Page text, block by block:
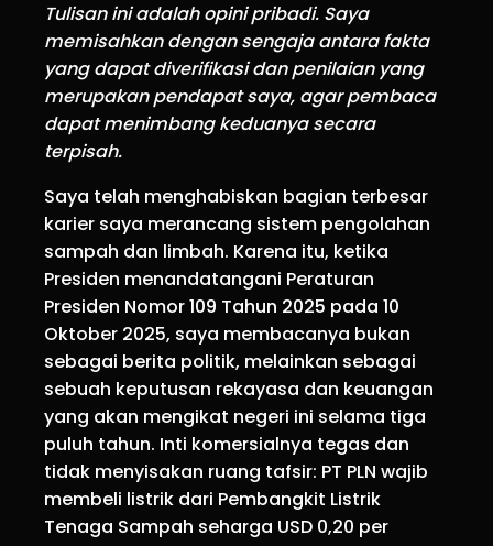
Tulisan ini adalah opini pribadi. Saya
memisahkan dengan sengaja antara fakta
yang dapat diverifikasi dan penilaian yang
merupakan pendapat saya, agar pembaca
dapat menimbang keduanya secara
terpisah.
Saya telah menghabiskan bagian terbesar
karier saya merancang sistem pengolahan
sampah dan limbah. Karena itu, ketika
Presiden menandatangani Peraturan
Presiden Nomor 109 Tahun 2025 pada 10
Oktober 2025, saya membacanya bukan
sebagai berita politik, melainkan sebagai
sebuah keputusan rekayasa dan keuangan
yang akan mengikat negeri ini selama tiga
puluh tahun. Inti komersialnya tegas dan
tidak menyisakan ruang tafsir: PT PLN wajib
membeli listrik dari Pembangkit Listrik
Tenaga Sampah seharga USD 0,20 per